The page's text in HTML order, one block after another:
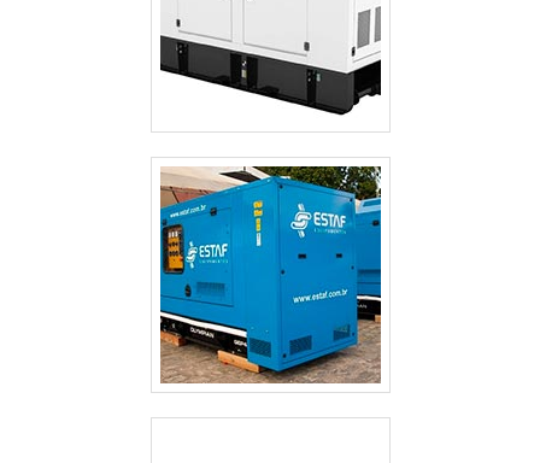
ALUGUEL DE GERADOR DE ENERGIA VALOR GUARULHOS
ALUGUEL DE GERADOR DE ENERGIA SP
ALUGUEL DE GERADOR DE ENERGIA PREÇO SÃO PAULO
ALUGUEL DE GERADOR DE ENERGIA PREÇO GUARULHOS
ALUGUEL DE GERADOR DE ENERGIA PARA FESTAS PREÇO SÃO PAULO
ALUGUEL DE GERADOR DE ENERGIA GUARULHOS
ALUGUEL DE GERADOR DE ENERGIA EM SÃO JOSE DOS CAMPOS
ALUGUEL DE GERADOR DE ENERGIA EM GUARULHOS
ALUGUEL DE GERADOR DE ENERGIA ELÉTRICA
ALUGUEL DE GERADOR DE ENERGIA DE PEQUENO PORTE
ALUGUEL DE GERADOR DE ENERGIA CAMPINAS
ALUGUEL DE GERADOR DE ENERGIA A DIESEL
ALUGUEL DE GERADOR DE ENERGIA A DIESEL SÃO PAULO